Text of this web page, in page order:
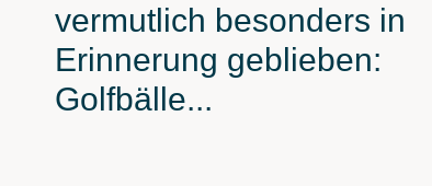
vermutlich besonders in
Erinnerung geblieben:
Golfbälle...